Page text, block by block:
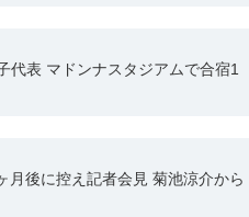
代表 マドンナスタジアムで合宿1
月後に控え記者会見 菊池涼介から